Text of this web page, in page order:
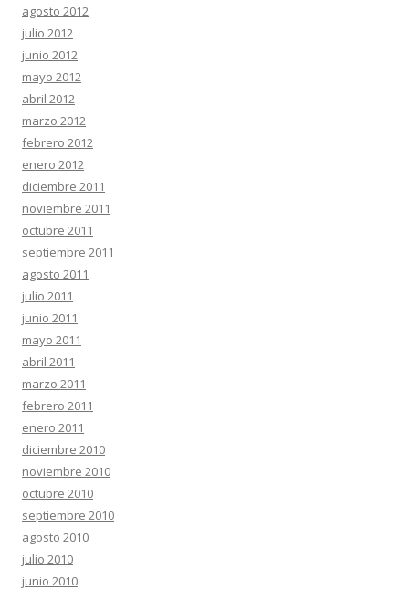
agosto 2012
julio 2012
junio 2012
mayo 2012
abril 2012
marzo 2012
febrero 2012
enero 2012
diciembre 2011
noviembre 2011
octubre 2011
septiembre 2011
agosto 2011
julio 2011
junio 2011
mayo 2011
abril 2011
marzo 2011
febrero 2011
enero 2011
diciembre 2010
noviembre 2010
octubre 2010
septiembre 2010
agosto 2010
julio 2010
junio 2010